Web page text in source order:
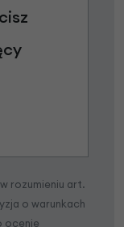
rozumieniu art.
o warunkach
ocenie